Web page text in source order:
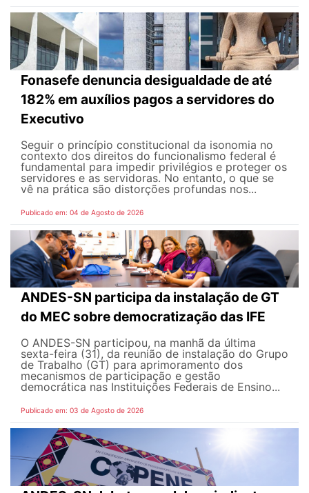
Fonasefe denuncia desigualdade de até
182% em auxílios pagos a servidores do
Executivo
Seguir o princípio constitucional da isonomia no
contexto dos direitos do funcionalismo federal é
fundamental para impedir privilégios e proteger os
servidores e as servidoras. No entanto, o que se
vê na prática são distorções profundas nos...
Publicado em: 04 de Agosto de 2026
ANDES-SN participa da instalação de GT
do MEC sobre democratização das IFE
O ANDES-SN participou, na manhã da última
sexta-feira (31), da reunião de instalação do Grupo
de Trabalho (GT) para aprimoramento dos
mecanismos de participação e gestão
democrática nas Instituições Federais de Ensino...
Publicado em: 03 de Agosto de 2026